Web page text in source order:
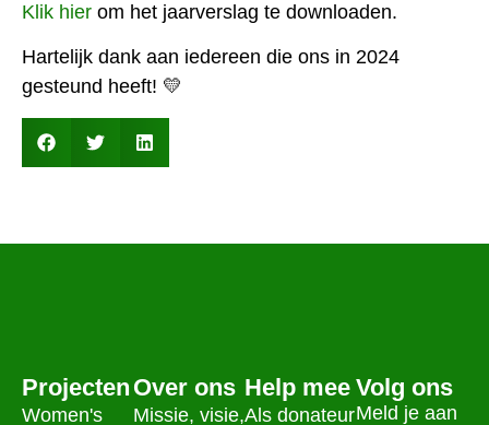
Klik hier om het jaarverslag te downloaden.
Hartelijk dank aan iedereen die ons in 2024
gesteund heeft! 💛
Projecten
Women's
Over ons
Missie, visie,
Help mee
Als donateur
Volg ons
Meld je aan